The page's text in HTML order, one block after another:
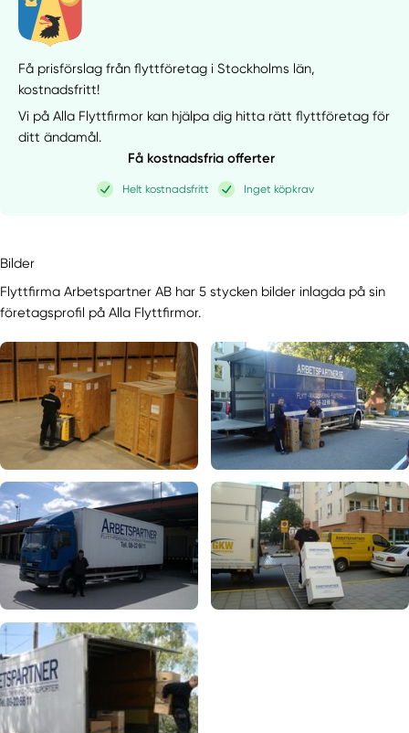
Få prisförslag från flyttföretag i Stockholms län,
kostnadsfritt!
Vi på Alla Flyttfirmor kan hjälpa dig hitta rätt flyttföretag för
ditt ändamål.
Få kostnadsfria offerter
Helt kostnadsfritt Inget köpkrav
Bilder
Flyttfirma Arbetspartner AB har 5 stycken bilder inlagda på sin
företagsprofil på Alla Flyttfirmor.